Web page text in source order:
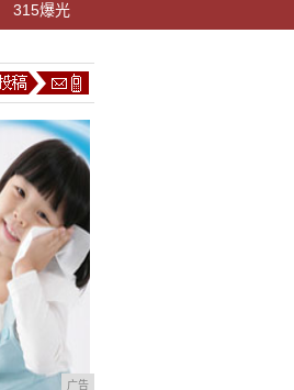
315爆光
广告